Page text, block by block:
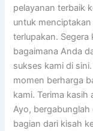
pelayanan terbaik
untuk
terlupakan.
bagaimana Anda
sukses kami di
momen berharga
kami. Terima
Ayo, bergabunglah
bagian dari kisah